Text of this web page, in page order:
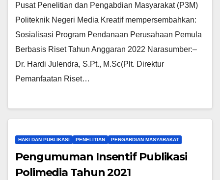
Pusat Penelitian dan Pengabdian Masyarakat (P3M)
Politeknik Negeri Media Kreatif mempersembahkan:
Sosialisasi Program Pendanaan Perusahaan Pemula
Berbasis Riset Tahun Anggaran 2022 Narasumber:–
Dr. Hardi Julendra, S.Pt., M.Sc(Plt. Direktur
Pemanfaatan Riset…
HAKI DAN PUBLIKASI PENELITIAN PENGABDIAN MASYARAKAT
Pengumuman Insentif Publikasi
Polimedia Tahun 2021